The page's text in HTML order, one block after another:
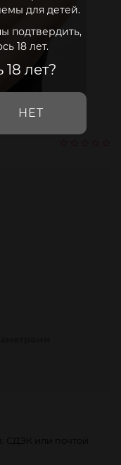
для детей.
подтвердить,
18 лет.
лет?
НЕТ
СДЭК или почтой